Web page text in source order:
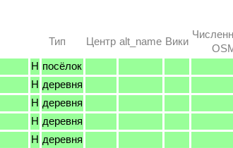
Тип Центр alt_name Вики
H посёлок
H деревня
H деревня
H деревня
H деревня